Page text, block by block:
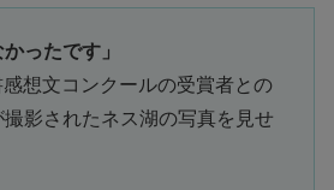
ったです」
感想文コンクールの受賞者との
影されたネス湖の写真を見せ